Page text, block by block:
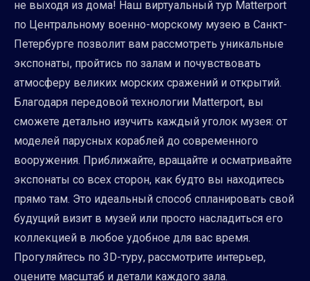
не выходя из дома! Наш виртуальный тур Matterport
по Центральному военно-морскому музею в Санкт-
Петербурге позволит вам рассмотреть уникальные
экспонаты, пройтись по залам и почувствовать
атмосферу великих морских сражений и открытий.
Благодаря передовой технологии Matterport, вы
сможете детально изучить каждый уголок музея: от
моделей парусных кораблей до современного
вооружения. Приближайте, вращайте и осматривайте
экспонаты со всех сторон, как будто вы находитесь
прямо там. Это идеальный способ спланировать свой
будущий визит в музей или просто насладиться его
коллекцией в любое удобное для вас время.
Прогуляйтесь по 3D-туру, рассмотрите интерьер,
оцените масштаб и детали каждого зала.